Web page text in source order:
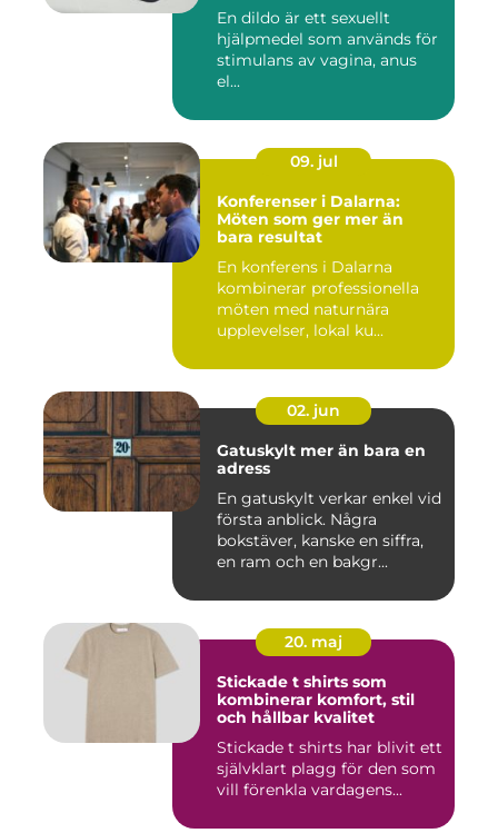
En dildo är ett sexuellt
hjälpmedel som används för
stimulans av vagina, anus
el...
09. jul
Konferenser i Dalarna:
Möten som ger mer än
bara resultat
En konferens i Dalarna
kombinerar professionella
möten med naturnära
upplevelser, lokal ku...
02. jun
Gatuskylt mer än bara en
adress
En gatuskylt verkar enkel vid
första anblick. Några
bokstäver, kanske en siffra,
en ram och en bakgr...
20. maj
Stickade t shirts som
kombinerar komfort, stil
och hållbar kvalitet
Stickade t shirts har blivit ett
självklart plagg för den som
vill förenkla vardagens...